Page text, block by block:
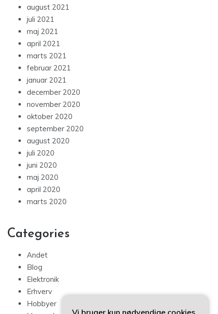
august 2021
juli 2021
maj 2021
april 2021
marts 2021
februar 2021
januar 2021
december 2020
november 2020
oktober 2020
september 2020
august 2020
juli 2020
juni 2020
maj 2020
april 2020
marts 2020
Categories
Andet
Blog
Elektronik
Erhverv
Hobbyer
Vi bruger kun nødvendige cookies